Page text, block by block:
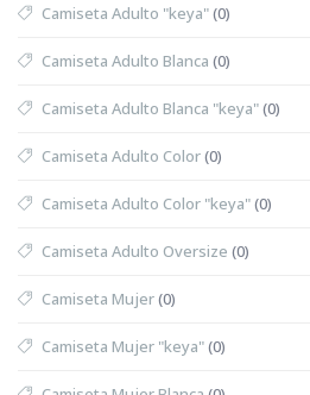
Camiseta Adulto "keya"(0)
Camiseta Adulto Blanca (0)
Camiseta Adulto Blanca "keya"(0)
Camiseta Adulto Color(0)
Camiseta Adulto Color "keya"(0)
Camiseta Adulto Oversize (0)
Camiseta Mujer(0)
Camiseta Mujer "keya"(0)